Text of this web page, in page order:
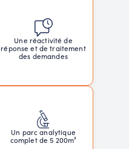
Une réactivité de
réponse et de traitement
des demandes
Un parc analytique
complet de 5 200m²